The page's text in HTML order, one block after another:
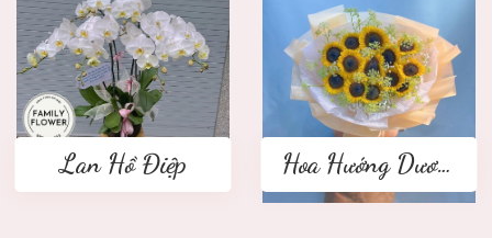
Lan Hồ Điệp Hoa Hướng Dương